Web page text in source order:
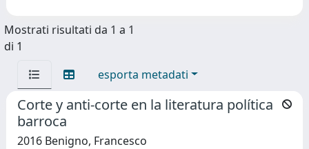
Mostrati risultati da 1 a 1
di 1
esporta metadati
Corte y anti-corte en la literatura política
barroca
2016 Benigno, Francesco